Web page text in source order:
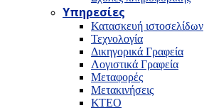
Υπηρεσίες
Κατασκευή ιστοσελίδων
Τεχνολογία
Δικηγορικά Γραφεία
Λογιστικά Γραφεία
Μεταφορές
Μετακινήσεις
ΚΤΕΟ